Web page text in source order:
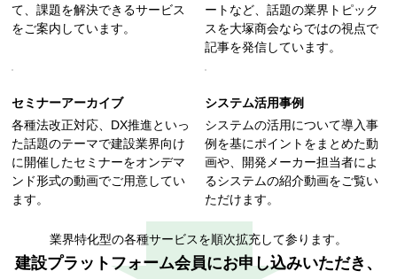
て、課題を解決できるサービス
をご案内しています。
ートなど、話題の業界トピック
スを大塚商会ならではの視点で
記事を発信しています。
セミナーアーカイブ
各種法改正対応、DX推進といっ
た話題のテーマで建設業界向け
に開催したセミナーをオンデマ
ンド形式の動画でご用意してい
ます。
システム活用事例
システムの活用について導入事
例を基にポイントをまとめた動
画や、開発メーカー担当者によ
るシステムの紹介動画をご覧い
ただけます。
業界特化型の各種サービスを順次拡充して参ります。
建設プラットフォーム会員にお申し込みいただき、